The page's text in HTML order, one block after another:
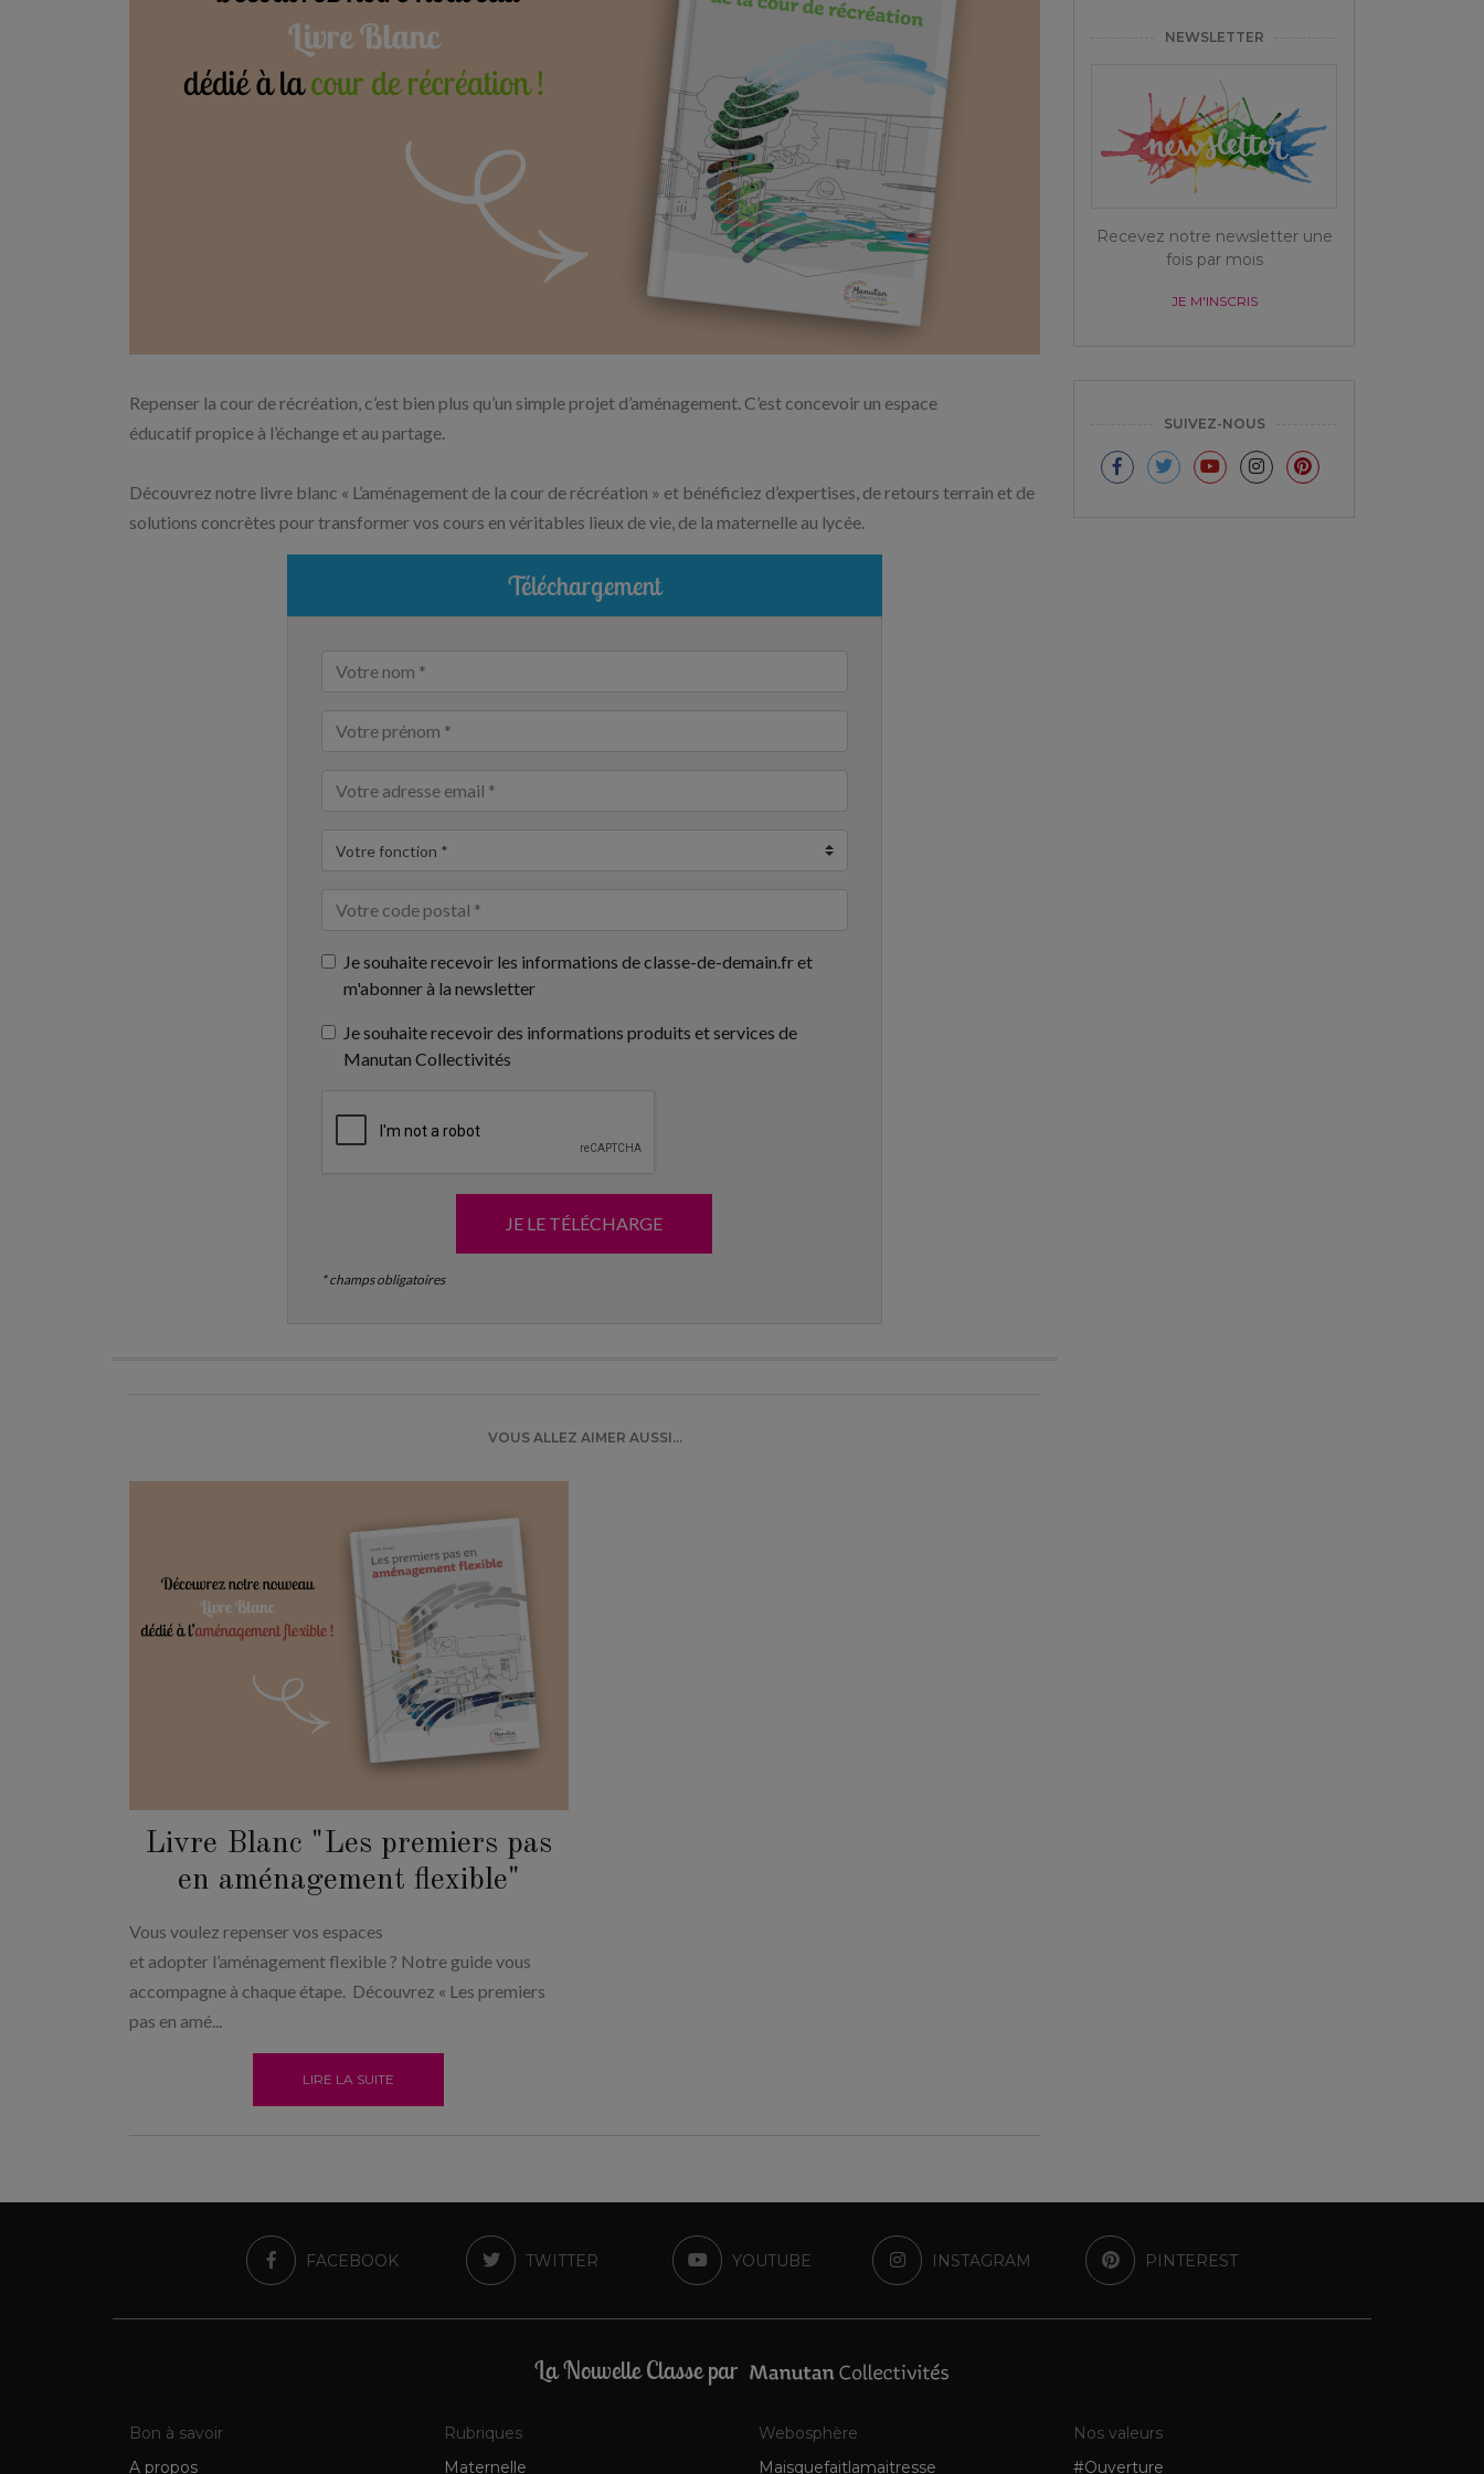
Repenser la cour de récréation, c’est bien plus qu’un simple projet d’aménagement. C’est concevoir un espace
éducatif propice à l’échange et au partage.
Découvrez notre livre blanc « L’aménagement de la cour de récréation » et bénéficiez d’expertises, de retours terrain et de
solutions concrètes pour transformer vos cours en véritables lieux de vie, de la maternelle au lycée.
Téléchargement
Je souhaite recevoir les informations de classe-de-demain.fr et
m'abonner à la newsletter
Je souhaite recevoir des informations produits et services de
Manutan Collectivités
JE LE TÉLÉCHARGE
* champs obligatoires
VOUS ALLEZ AIMER AUSSI...
Livre Blanc "Les premiers pas
en aménagement flexible"
Vous voulez repenser vos espaces
et adopter l’aménagement flexible ? Notre guide vous
accompagne à chaque étape. Découvrez « Les premiers
pas en amé...
LIRE LA SUITE
NEWSLETTER
Recevez notre newsletter une
fois par mois
JE M'INSCRIS
SUIVEZ-NOUS
FACEBOOK TWITTER YOUTUBE INSTAGRAM PINTEREST
La Nouvelle Classe par
Bon à savoir
A propos
Rubriques
Maternelle
Webosphère
Maisquefaitlamaitresse
Nos valeurs
#Ouverture